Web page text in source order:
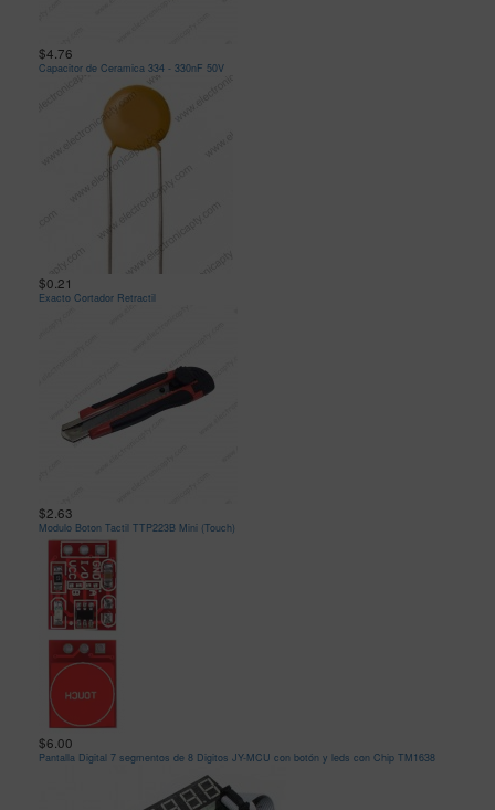
$4.76
Capacitor de Ceramica 334 - 330nF 50V
$0.21
Exacto Cortador Retractil
$2.63
Modulo Boton Tactil TTP223B Mini (Touch)
$6.00
Pantalla Digital 7 segmentos de 8 Digitos JY-MCU con botón y leds con Chip TM1638